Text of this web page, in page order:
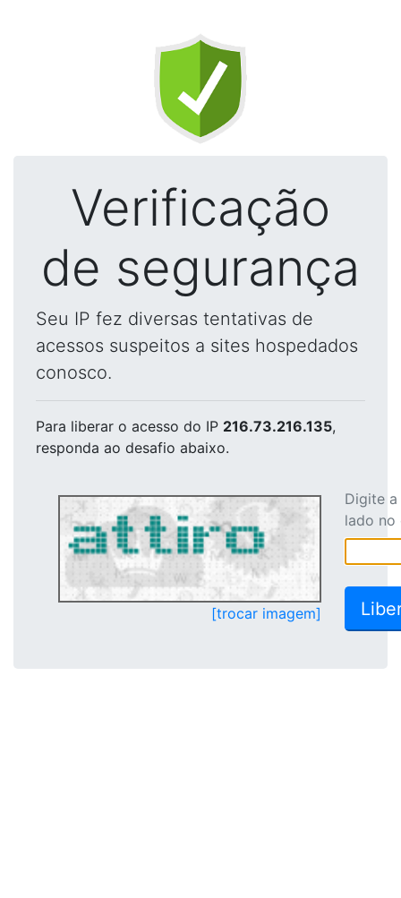
Verificação
de segurança
Seu IP fez diversas tentativas de
acessos suspeitos a sites hospedados
conosco.
Para liberar o acesso do IP 216.73.216.135,
responda ao desafio abaixo.
[trocar imagem]
Digite
lado no